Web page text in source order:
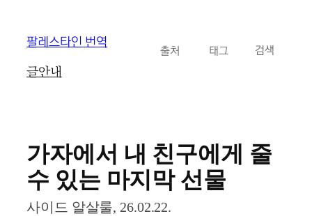
팔레스타인 번역
글안내
카테고리 태그 검색
가자에서 내 친구에게 줄
수 있는 마지막 선물
사이드 알살룰, 26.02.22.